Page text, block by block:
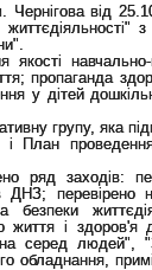
від
з
навчально-
пропаганда
у дітей
групу, яка
і План
ряд заходів:
ДНЗ; перевірено
життя і здоров'я
серед людей",
обладнання,